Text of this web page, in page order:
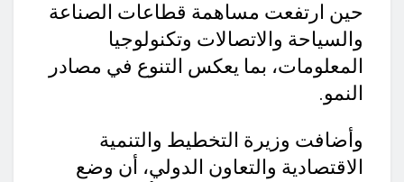
حين ارتفعت مساهمة قطاعات الصناعة
والسياحة والاتصالات وتكنولوجيا
المعلومات، بما يعكس التنوع في مصادر
النمو.
وأضافت وزيرة التخطيط والتنمية
الاقتصادية والتعاون الدولي، أن وضع